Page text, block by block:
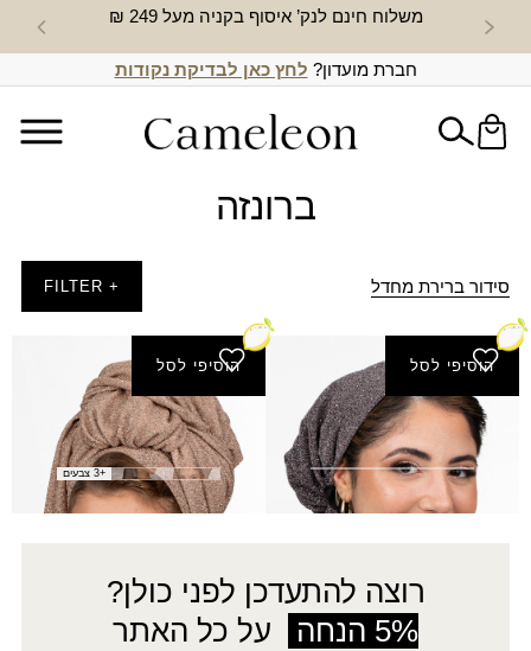
משלוח חינם לנק’ איסוף בקניה מעל 249 ₪ חדש
חברת מועדון? לחץ כאן לבדיקת נקודות
ברונזה
סידור ברירת מחדל + FILTER
הוסיפי לסל
בנדנה עדי+ גומי
₪50.00
הוסיפי לסל
צעיף מלכי
₪60.00
+3 צבעים
רוצה להתעדכן לפני כולן?
5% הנחה
על כל האתר